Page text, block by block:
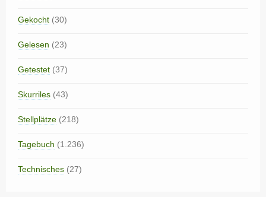
Gekocht (30)
Gelesen (23)
Getestet (37)
Skurriles (43)
Stellplätze (218)
Tagebuch (1.236)
Technisches (27)